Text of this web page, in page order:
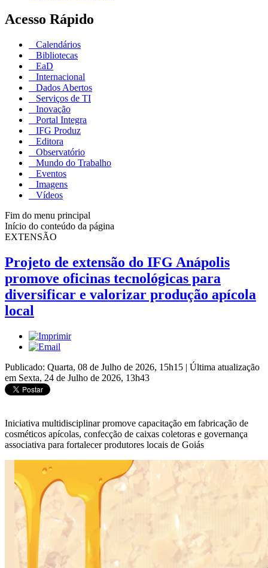
Acesso Rápido
Calendários
Bibliotecas
EaD
Internacional
Dados Abertos
Serviços de TI
Inovação
Portal Integra
IFG Produz
Editora
Observatório
Mundo do Trabalho
Eventos
Imagens
Vídeos
Fim do menu principal
Início do conteúdo da página
EXTENSÃO
Projeto de extensão do IFG Anápolis
promove oficinas tecnológicas para
diversificar e valorizar produção apícola
local
Publicado: Quarta, 08 de Julho de 2026, 15h15 | Última atualização
em Sexta, 24 de Julho de 2026, 13h43
Iniciativa multidisciplinar promove capacitação em fabricação de
cosméticos apícolas, confecção de caixas coletoras e governança
associativa para fortalecer produtores locais de Goiás